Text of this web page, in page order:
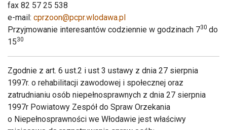
fax 82 57 25 538
e-mail: cprzoon@pcpr.wlodawa.pl
Przyjmowanie interesantów codziennie w godzinach 730 do
1530
Zgodnie z art. 6 ust.2 i ust 3 ustawy z dnia 27 sierpnia
1997r. o rehabilitacji zawodowej i społecznej oraz
zatrudnianiu osób niepełnosprawnych z dnia 27 sierpnia
1997r Powiatowy Zespół do Spraw Orzekania
o Niepełnosprawności we Włodawie jest właściwy